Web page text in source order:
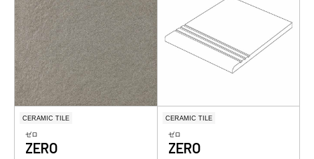
CERAMIC TILE
ゼロ
ZERO
CERAMIC TILE
ゼロ
ZERO